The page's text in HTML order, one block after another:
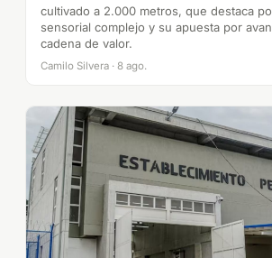
cultivado a 2.000 metros, que destaca
sensorial complejo y su apuesta por
cadena de valor.
Camilo Silvera · 8 ago.